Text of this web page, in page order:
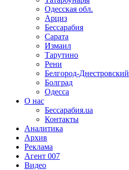
Одесская обл.
Арциз
Бессарабия
Сарата
Измаил
Тарутино
Рени
Белгород-Днестровский
Болград
Одесса
О нас
Бессарабия.ua
Контакты
Аналитика
Архив
Реклама
Агент 007
Видео